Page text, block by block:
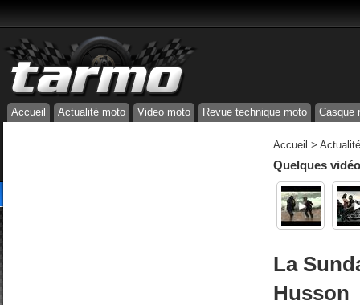
Accueil Actualité moto Video moto Revue technique moto Casque
Accueil >
Quelques
La
Husson